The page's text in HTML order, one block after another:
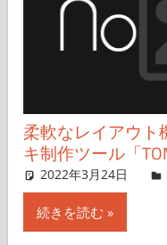
柔軟なレイアウト
キ制作ツール「
2022年3月24日
続きを読む